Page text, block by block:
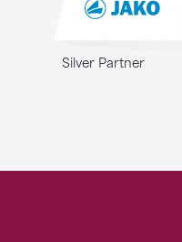
Silver Partner